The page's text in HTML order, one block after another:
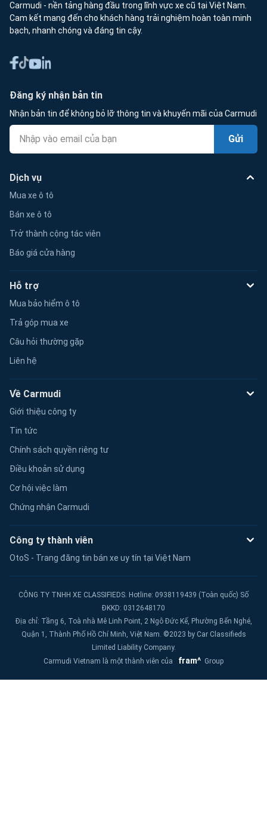
Carmudi - nền tảng hàng đầu trong lĩnh vực xe cũ tại Việt Nam.
Cam kết mang đến cho khách hàng trải nghiệm hoàn toàn minh
bạch, nhanh chóng và đáng tin cậy.
Đăng ký nhận bản tin
Nhận bản tin để không bỏ lỡ thông tin và khuyến mãi của Carmudi
Gửi
Dịch vụ
Mua xe ô tô
Bán xe ô tô
Trở thành cộng tác viên
Báo giá cửa hàng
Hỗ trợ
Mua bảo hiểm ô tô
Trả góp mua xe
Câu hỏi thường gặp
Liên hệ
Về Carmudi
Giới thiệu công ty
Tin tức
Chính sách quyền riêng tư
Điều khoản sử dụng
Cơ hội việc làm
Chứng nhận Carmudi
Công ty thành viên
OtoS - Trang đăng tin bán xe uy tín tại Việt Nam
CÔNG TY TNHH XE CLASSIFIEDS. Hotline: 0938119439 (Toàn quốc) Số
ĐKKD: 0312648170
Địa chỉ: Tầng 6, Toà nhà Mê Linh Point, 2 Ngô Đức Kế, Phường Bến Nghé,
Quận 1, Thành Phố Hồ Chí Minh, Việt Nam. ©2023 by Car Classifieds
Limited Liability Company.
Carmudi Vietnam là một thành viên của
fram^ Group